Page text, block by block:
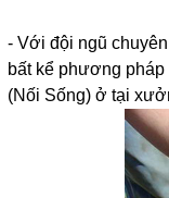
- Với đội ngũ
bất kể phương
(Nối Sống) ở tại